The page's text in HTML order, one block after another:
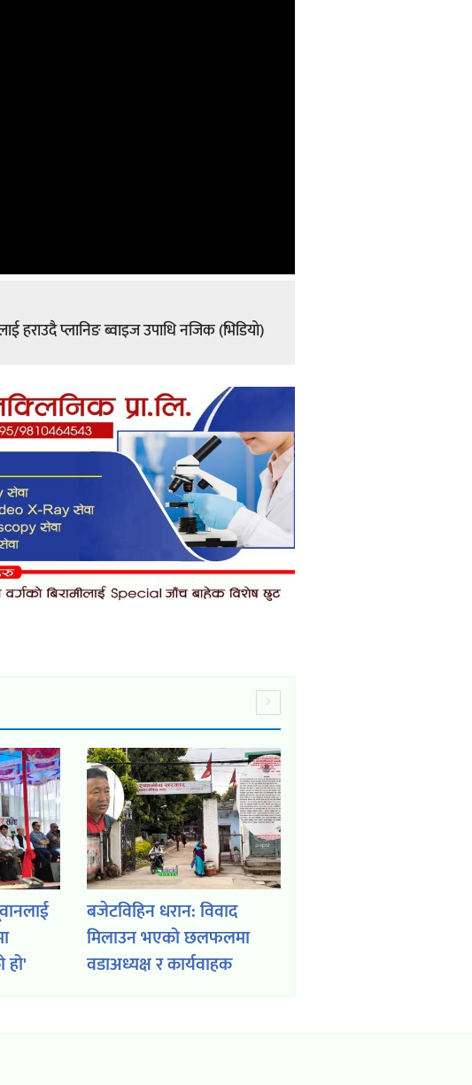
हराउदै प्लानिङ ब्वाइज उपाधि नजिक (भिडियो)
हो'
बजेटविहिन धरान: विवाद
मिलाउन भएको छलफलमा
वडाअध्यक्ष र कार्यवाहक
मेयरबीच नै लफडा,